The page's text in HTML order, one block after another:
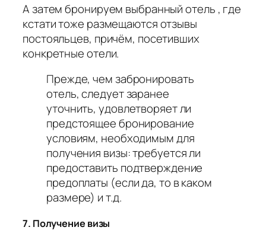
А затем бронируем выбранный отель , где
кстати тоже размещаются отзывы
постояльцев, причём, посетивших
конкретные отели.
Прежде, чем забронировать
отель, следует заранее
уточнить, удовлетворяет ли
предстоящее бронирование
условиям, необходимым для
получения визы: требуется ли
предоставить подтверждение
предоплаты (если да, то в каком
размере) и т.д.
7. Получение визы